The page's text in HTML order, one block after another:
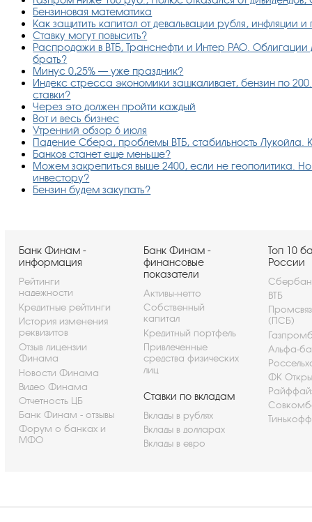
Бензиновая математика
Как защитить капитал от девальвации рубля, инфляции
Ставку могут повысить?
Распродажи в ВТБ, Транснефти и Интер РАО. Облигации
брать?
Минус 0,25% — уже праздник?
Индекс стресса экономики зашкаливает, бензин по
ставки?
Через это должен пройти каждый
Вот и весь бизнес
Утренний обзор 6 июля
Падение Сбера, проблемы ВТБ, стабильность Лукойла.
Банков станет еще меньше?
Можем закрепиться выше 2400, если не геополитика. Но
инвестору?
Бензин будем закупать?
Банк Финам -
информация
Рейтинги
надежности
Кредитные рейтинги
История изменения
реквизитов
Отзыв лицензии
Финама
Новости Финама
Видео Финама
Отчетность ЦБ
Банк Финам - отзывы
Форум о банках и
МФО
Банк Финам -
финансовые
показатели
Активы-нетто
Собственный
капитал
Кредитный портфель
Привлеченные
средства физических
лиц
Ставки по вкладам
Вклады в рублях
Вклады в долларах
Вклады в евро
Топ 10
России
ВТБ
(ПСБ)
Альфа-
ФК